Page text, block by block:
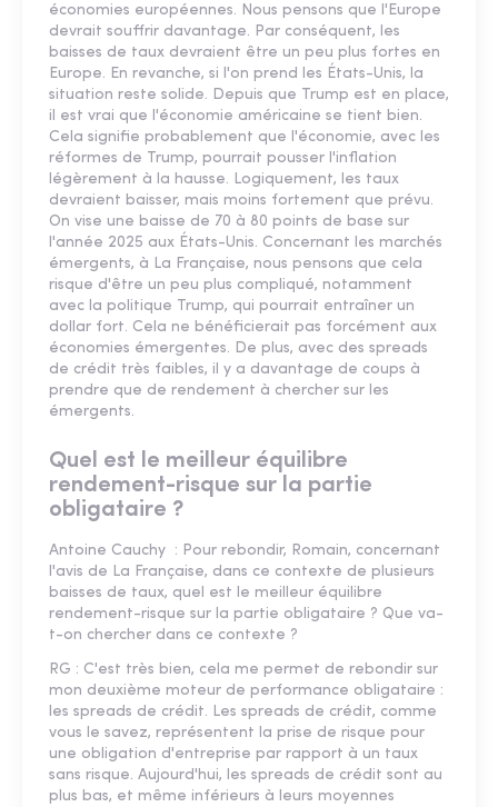
économies européennes. Nous pensons que l'Europe
devrait souffrir davantage. Par conséquent, les
baisses de taux devraient être un peu plus fortes en
Europe. En revanche, si l'on prend les États-Unis, la
situation reste solide. Depuis que Trump est en place,
il est vrai que l'économie américaine se tient bien.
Cela signifie probablement que l'économie, avec les
réformes de Trump, pourrait pousser l'inflation
légèrement à la hausse. Logiquement, les taux
devraient baisser, mais moins fortement que prévu.
On vise une baisse de 70 à 80 points de base sur
l'année 2025 aux États-Unis. Concernant les marchés
émergents, à La Française, nous pensons que cela
risque d'être un peu plus compliqué, notamment
avec la politique Trump, qui pourrait entraîner un
dollar fort. Cela ne bénéficierait pas forcément aux
économies émergentes. De plus, avec des spreads
de crédit très faibles, il y a davantage de coups à
prendre que de rendement à chercher sur les
émergents.
Quel est le meilleur équilibre
rendement-risque sur la partie
obligataire ?
Antoine Cauchy : Pour rebondir, Romain, concernant
l'avis de La Française, dans ce contexte de plusieurs
baisses de taux, quel est le meilleur équilibre
rendement-risque sur la partie obligataire ? Que va-
t-on chercher dans ce contexte ?
RG : C'est très bien, cela me permet de rebondir sur
mon deuxième moteur de performance obligataire :
les spreads de crédit. Les spreads de crédit, comme
vous le savez, représentent la prise de risque pour
une obligation d'entreprise par rapport à un taux
sans risque. Aujourd'hui, les spreads de crédit sont au
plus bas, et même inférieurs à leurs moyennes